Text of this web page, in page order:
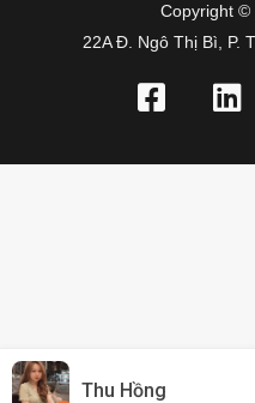
Copyright ©
22A Đ. Ngô Thị Bì, P.
Thu Hồng